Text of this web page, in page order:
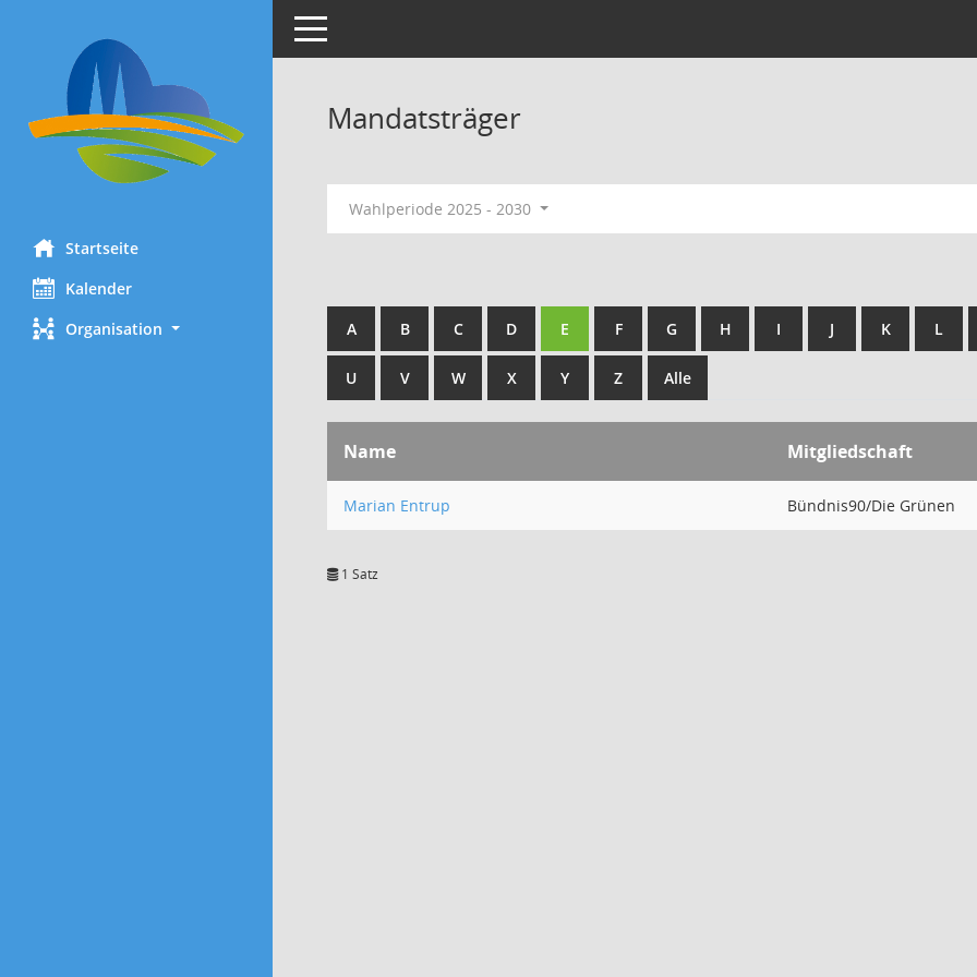
Startseite
Kalender
Organisation
Toggle navigation
Mandatsträger
Wahlperiode 2025 - 2030
A B C D E F G H I J K L
U V W X Y Z Alle
Name Mitgliedschaft
Marian Entrup Bündnis90/Die Grünen
1 Satz